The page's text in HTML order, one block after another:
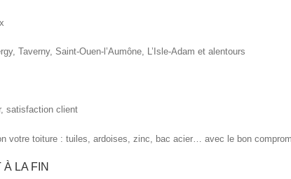
Taverny, Saint-Ouen-l’Aumône, L’Isle-Adam et alentours
satisfaction client
votre toiture : tuiles, ardoises, zinc, bac acier… avec le bon
LA FIN